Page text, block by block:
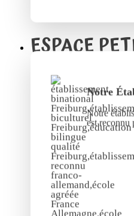
ESPACE
Notre
Notre
est reconnu